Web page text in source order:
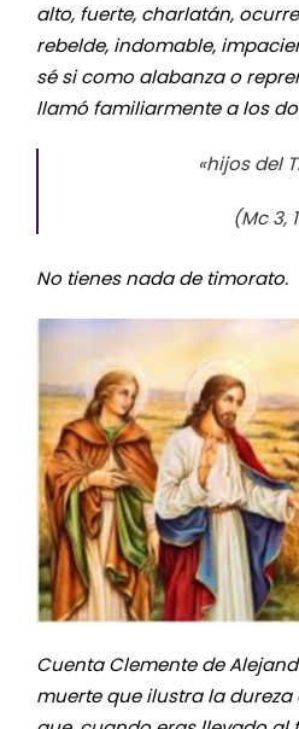
alto, fuerte, charlatán,
rebelde, indomable,
sé si como alabanza o
llamó familiarmente a los
«hijos del
(Mc 3,
No tienes nada de timorato.
Cuenta Clemente de
muerte que ilustra la